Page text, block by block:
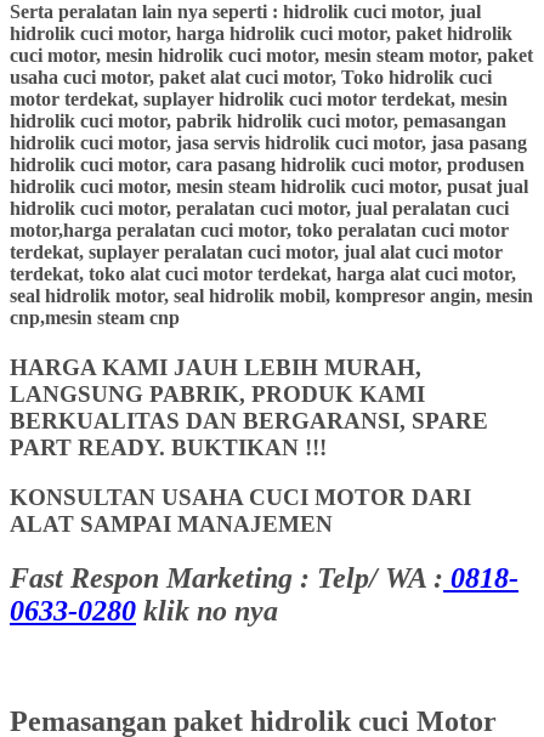
Serta peralatan lain nya seperti : hidrolik cuci motor, jual
hidrolik cuci motor, harga hidrolik cuci motor, paket hidrolik
cuci motor, mesin hidrolik cuci motor, mesin steam motor, paket
usaha cuci motor, paket alat cuci motor, Toko hidrolik cuci
motor terdekat, suplayer hidrolik cuci motor terdekat, mesin
hidrolik cuci motor, pabrik hidrolik cuci motor, pemasangan
hidrolik cuci motor, jasa servis hidrolik cuci motor, jasa pasang
hidrolik cuci motor, cara pasang hidrolik cuci motor, produsen
hidrolik cuci motor, mesin steam hidrolik cuci motor, pusat jual
hidrolik cuci motor, peralatan cuci motor, jual peralatan cuci
motor,harga peralatan cuci motor, toko peralatan cuci motor
terdekat, suplayer peralatan cuci motor, jual alat cuci motor
terdekat, toko alat cuci motor terdekat, harga alat cuci motor,
seal hidrolik motor, seal hidrolik mobil, kompresor angin, mesin
cnp,mesin steam cnp
HARGA KAMI JAUH LEBIH MURAH,
LANGSUNG PABRIK, PRODUK KAMI
BERKUALITAS DAN BERGARANSI, SPARE
PART READY. BUKTIKAN !!!
KONSULTAN USAHA CUCI MOTOR DARI
ALAT SAMPAI MANAJEMEN
Fast Respon Marketing : Telp/ WA : 0818-
0633-0280 klik no nya
Pemasangan paket hidrolik cuci Motor